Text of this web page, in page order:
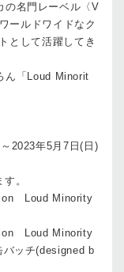
の名門レーベル〈V
ールドワイドなク
として活躍してき
ん「Loud Minorit
2023年5月7日(日)
。
Loud Minority
Loud Minority
ッチ(designed b